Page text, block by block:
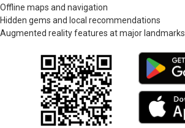
Offline maps and navigation
Hidden gems and local recommendations
Augmented reality features at major landmarks